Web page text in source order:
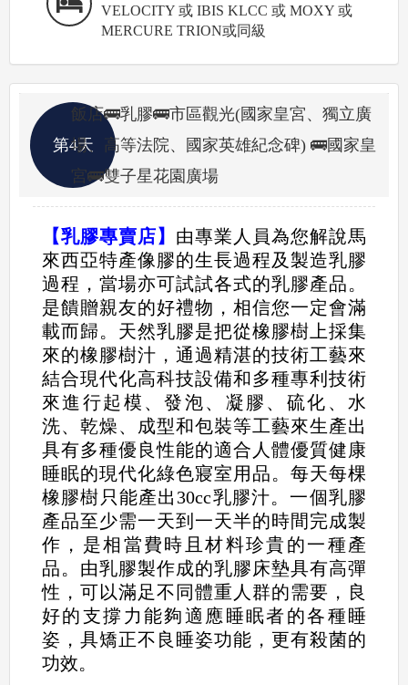
VELOCITY 或 IBIS KLCC 或 MOXY 或
MERCURE TRION或同級
第4天
飯店🚌乳膠🚌市區觀光(國家皇宮、獨立廣
場、高等法院、國家英雄紀念碑) 🚌國家皇
宮🚌雙子星花園廣場
【乳膠專賣店】 由專業人員為您解說馬
來西亞特產像膠的生長過程及製造乳膠
過程，當場亦可試試各式的乳膠產品。
是饋贈親友的好禮物，相信您一定會滿
載而歸。天然乳膠是把從橡膠樹上採集
來的橡膠樹汁，通過精湛的技術工藝來
結合現代化高科技設備和多種專利技術
來進行起模、發泡、凝膠、硫化、水
洗、乾燥、成型和包裝等工藝來生產出
具有多種優良性能的適合人體優質健康
睡眠的現代化綠色寢室用品。每天每棵
橡膠樹只能產出30cc乳膠汁。一個乳膠
產品至少需一天到一天半的時間完成製
作，是相當費時且材料珍貴的一種產
品。由乳膠製作成的乳膠床墊具有高彈
性，可以滿足不同體重人群的需要，良
好的支撐力能夠適應睡眠者的各種睡
姿，具矯正不良睡姿功能，更有殺菌的
功效。